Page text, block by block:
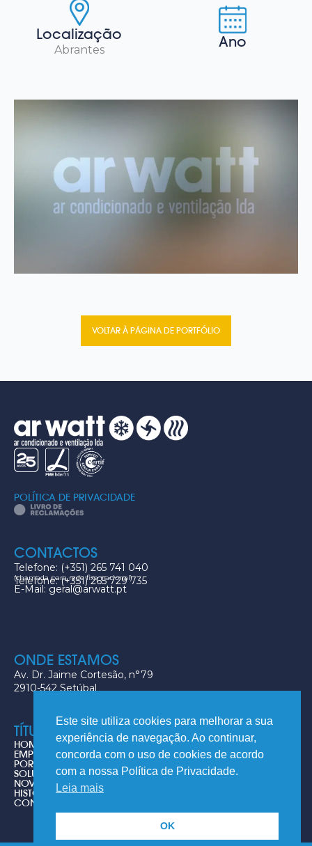
Localização
Abrantes Ano
VOLTAR À PÁGINA DE PORTFÓLIO
POLÍTICA DE PRIVACIDADE
CONTACTOS
Telefone: (+351) 265 741 040
Telefone: (+351) 265 729 735
(chamada para rede fixa nacional)
E-Mail: geral@arwatt.pt
ONDE ESTAMOS
Av. Dr. Jaime Cortesão, n°79
2910-542 Setúbal
TÍTULOS
HOME
EMPRESA
PORTFOLIO
SOLUÇÕES
NOVIDADES
HISTÓRIA DO AR CONDICIONADO
CONTACTOS
Este site utiliza cookies para melhorar a sua
experiência de navegação. Ao continuar,
concorda com o uso de cookies de acordo
com a nossa Política de Privacidade.
Leia mais
OK